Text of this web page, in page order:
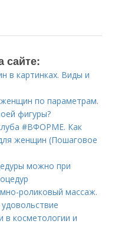
сайте:
в картинках. Виды и
по параметрам.
фигуры?
#ВФОРМЕ. Как
женщин (Пошаговое
можно при
роликовый массаж.
в косметологии и